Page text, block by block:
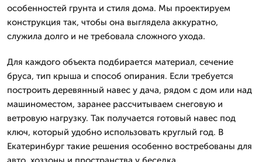
особенностей грунта и стиля дома. Мы проектируем
конструкция так, чтобы она выглядела аккуратно,
служила долго и не требовала сложного ухода.
Для каждого объекта подбирается материал, сечение
бруса, тип крыша и способ опирания. Если требуется
построить деревянный навес у дача, рядом с дом или над
машиноместом, заранее рассчитываем снеговую и
ветровую нагрузку. Так получается готовый навес под
ключ, который удобно использовать круглый год. В
Екатеринбург такие решения особенно востребованы для